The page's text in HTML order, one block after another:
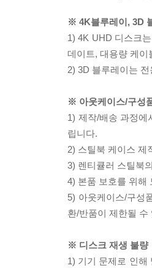
※ 4K블루레이, 3D
1) 4K UHD 디스크
데이트, 대용량 케이
2) 3D 블루레이는
※ 아웃케이스/구성
1) 제작/배송 과정
립니다.
2) 스틸북 케이스 제
3) 렌티큘러 스틸북
4) 본품 보호를 위해
5) 아웃케이스/구성
환/반품이 제한될 수
※ 디스크 재생 불량
1) 기기 문제로 인해